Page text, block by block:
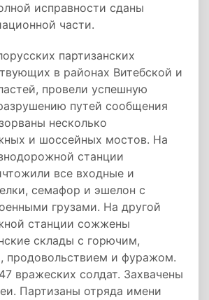
исправности сданы
части.
партизанских
в районах Витебской и
провели успешную
путей сообщения
несколько
и шоссейных мостов. На
станции
все входные и
семафор и эшелон с
грузами. На другой
станции сожжены
склады с горючим,
продовольствием и фуражом.
вражеских солдат. Захвачены
Партизаны отряда имени